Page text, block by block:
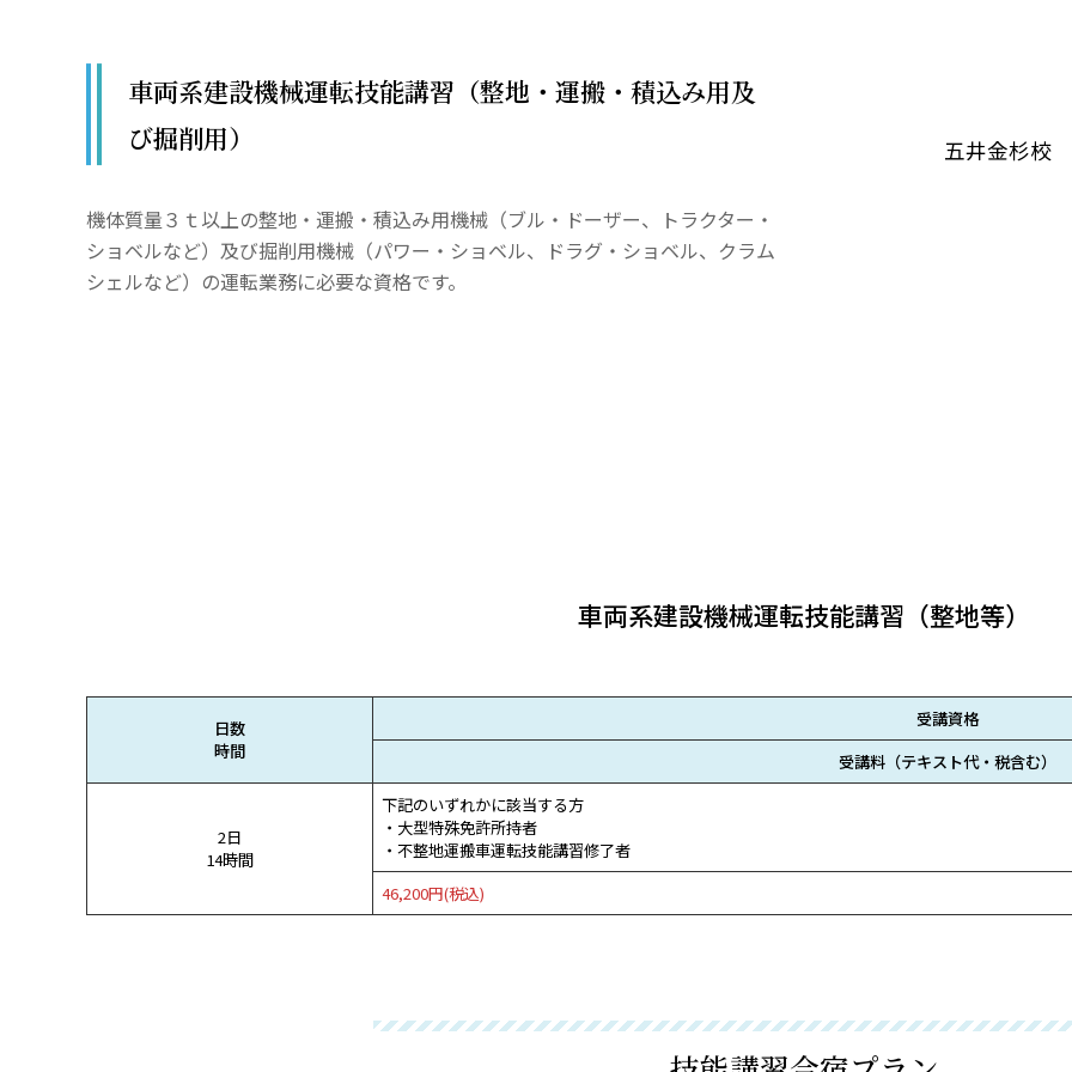
車両系建設機械運転技能講習（整地・運搬・積込み用及
び掘削用）
機体質量３ｔ以上の整地・運搬・積込み用機械（ブル・ドーザー、トラクター・
ショベルなど）及び掘削用機械（パワー・ショベル、ドラグ・ショベル、クラム
シェルなど）の運転業務に必要な資格です。
五井金杉校
車両系建設機械運転技能講習（整地等）
日数
時間
受講資格
受講料（テキスト代・税含む）
2日
14時間
下記のいずれかに該当する方
・大型特殊免許所持者
・不整地運搬車運転技能講習修了者
46,200円(税込)